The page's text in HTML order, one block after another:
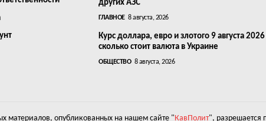
других АЗС
ГЛАВНОЕ 8 августа, 2026
Курс доллара, евро и злотого 9 августа
сколько стоит валюта в Украине
ОБЩЕСТВО 8 августа, 2026
материалов, опубликованных на нашем сайте " КавПолит", разрешается